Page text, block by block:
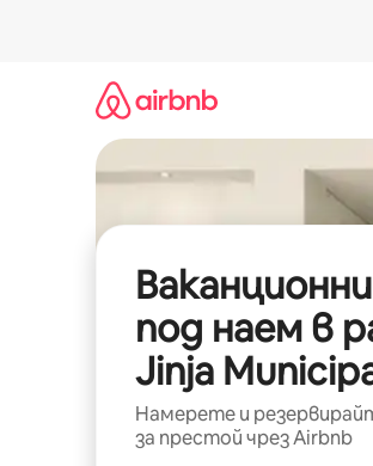
под наем в
Jinja
Намерете и
за престой чрез Airbnb